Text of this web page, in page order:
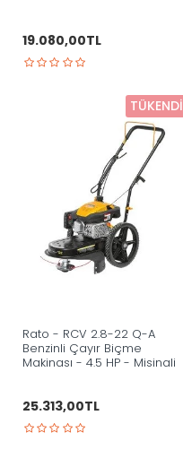
19.080,00TL
TÜKENDI
Rato - RCV 2.8-22 Q-A
Benzinli Çayır Biçme
Makinası - 4.5 HP - Misinali
25.313,00TL